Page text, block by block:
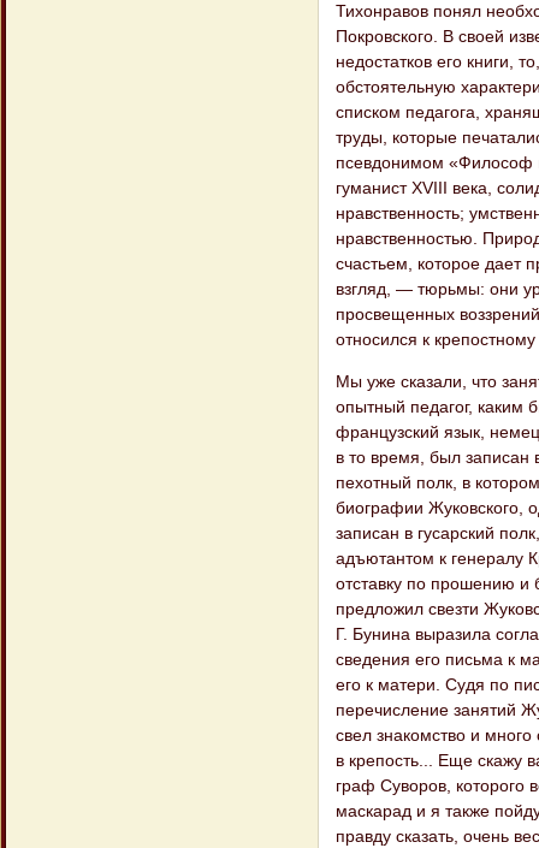
Тихонравов понял
Покровского. В своей
недостатков его книги,
обстоятельную
списком педагога,
труды, которые
псевдонимом «Философ
гуманист XVIII века,
нравственность;
нравственностью.
счастьем, которое дает
взгляд, — тюрьмы: они
просвещенных
относился к крепостному
Мы уже сказали, что
опытный педагог, каким
французский язык,
в то время, был записан
пехотный полк, в
биографии Жуковского,
записан в гусарский
адъютантом к генералу
отставку по прошению и
предложил свезти
Г. Бунина выразила
сведения его письма к
его к матери. Судя по
перечисление занятий
свел знакомство и
в крепость... Еще скажу
граф Суворов, которого
маскарад и я также
правду сказать, очень